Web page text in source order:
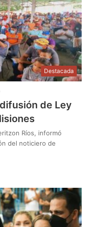
Destacada
de Ley
Ríos, informó
del noticiero de